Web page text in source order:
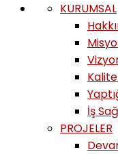
KURUMSAL
İş
PROJELER